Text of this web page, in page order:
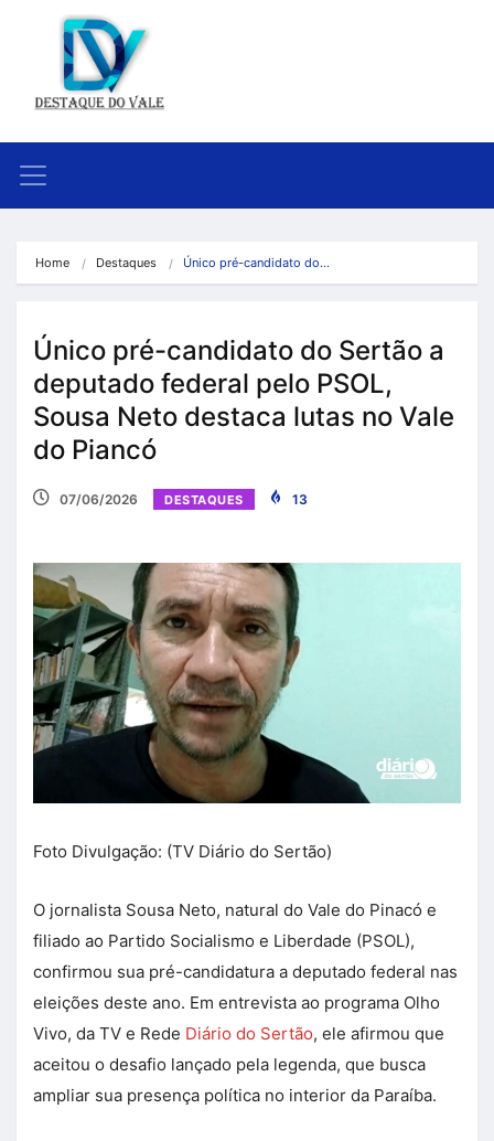
Home Destaques Único pré-candidato do…
Único pré-candidato do Sertão a
deputado federal pelo PSOL,
Sousa Neto destaca lutas no Vale
do Piancó
07/06/2026 DESTAQUES 13
Foto Divulgação: (TV Diário do Sertão)
O jornalista Sousa Neto, natural do Vale do Pinacó e
filiado ao Partido Socialismo e Liberdade (PSOL),
confirmou sua pré-candidatura a deputado federal nas
eleições deste ano. Em entrevista ao programa Olho
Vivo, da TV e Rede Diário do Sertão, ele afirmou que
aceitou o desafio lançado pela legenda, que busca
ampliar sua presença política no interior da Paraíba.